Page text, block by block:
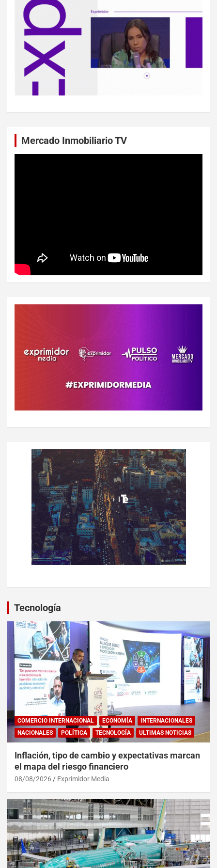
Mercado Inmobiliario TV
Tecnología
COMERCIO INTERNACIONAL ECONOMÍA
INTERNACIONALES
NACIONALES
POLÍTICA TECNOLOGÍA ULTIMAS NOTICIAS
Inflación, tipo de cambio y expectativas marcan
el mapa del riesgo financiero
08/08/2026 Exprimidor Media